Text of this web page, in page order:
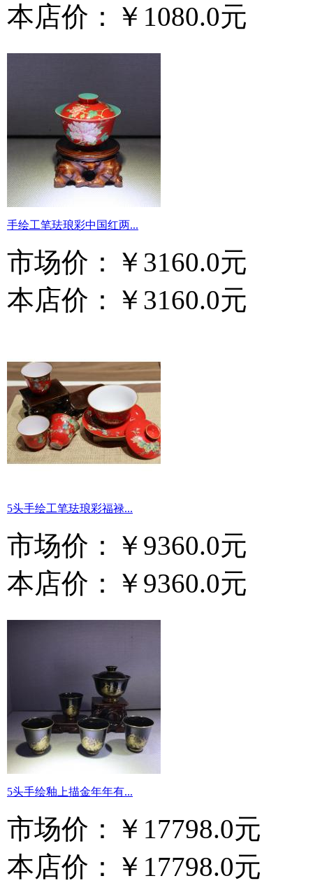
本店价：
￥1080.0元
手绘工笔珐琅彩中国红两...
市场价：
￥3160.0元
本店价：
￥3160.0元
5头手绘工笔珐琅彩福禄...
市场价：
￥9360.0元
本店价：
￥9360.0元
5头手绘釉上描金年年有...
市场价：
￥17798.0元
本店价：
￥17798.0元